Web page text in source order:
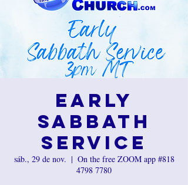
Early
Sabbath
Service
sáb., 29 de nov.
  |
On the free ZOOM app #818
4798 7780